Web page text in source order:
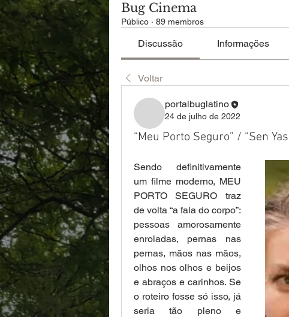
Bug Cinema
Público · 89 membros
Discussão Informações
Voltar
portalbuglatino
24 de julho de 2022
“Meu Porto Seguro” / “Sen
Sendo definitivamente
um filme moderno, MEU
PORTO SEGURO traz
de volta “a fala do corpo”:
pessoas amorosamente
enroladas, pernas nas
pernas, mãos nas mãos,
olhos nos olhos e beijos
e abraços e carinhos. Se
o roteiro fosse só isso, já
seria tão pleno e